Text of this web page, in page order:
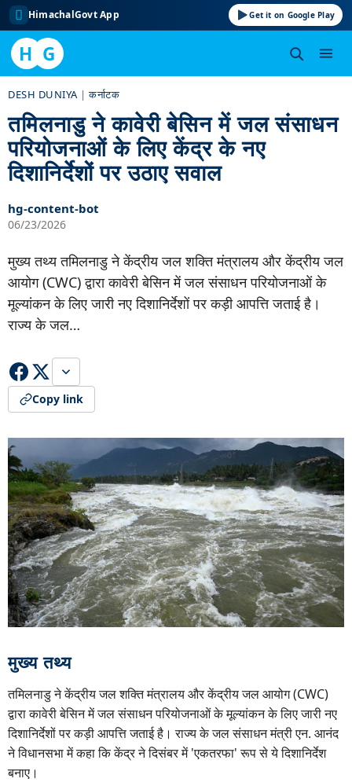
HimachalGovt App Get it on Google Play
H G
content
DESH DUNIYA |कर्नाटक
तमिलनाडु ने कावेरी बेसिन में जल संसाधन
परियोजनाओं के लिए केंद्र के नए
दिशानिर्देशों पर उठाए सवाल
hg-content-bot
06/23/2026
मुख्य तथ्य तमिलनाडु ने केंद्रीय जल शक्ति मंत्रालय और केंद्रीय जल
आयोग (CWC) द्वारा कावेरी बेसिन में जल संसाधन परियोजनाओं के
मूल्यांकन के लिए जारी नए दिशानिर्देशों पर कड़ी आपत्ति जताई है।
राज्य के जल…
Copy link
मुख्य तथ्य
तमिलनाडु ने केंद्रीय जल शक्ति मंत्रालय और केंद्रीय जल आयोग (CWC)
द्वारा कावेरी बेसिन में जल संसाधन परियोजनाओं के मूल्यांकन के लिए जारी नए
दिशानिर्देशों पर कड़ी आपत्ति जताई है। राज्य के जल संसाधन मंत्री एन. आनंद
ने विधानसभा में कहा कि केंद्र ने दिसंबर में 'एकतरफा' रूप से ये दिशानिर्देश
बनाए।